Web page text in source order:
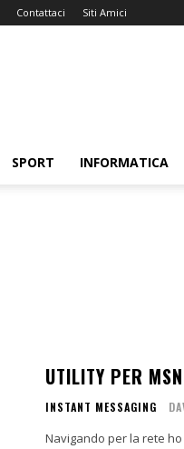
Contattaci Siti Amici
SPORT INFORMATICA
UTILITY PER
INSTANT MESSAGING
Navigando per la rete